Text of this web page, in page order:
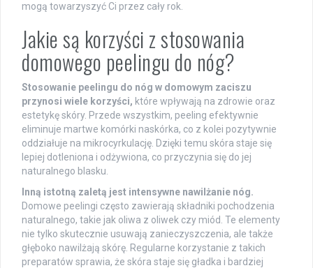
mogą towarzyszyć Ci przez cały rok.
Jakie są korzyści z stosowania
domowego peelingu do nóg?
Stosowanie peelingu do nóg w domowym zaciszu
przynosi wiele korzyści, które wpływają na zdrowie oraz
estetykę skóry. Przede wszystkim, peeling efektywnie
eliminuje martwe komórki naskórka, co z kolei pozytywnie
oddziałuje na mikrocyrkulację. Dzięki temu skóra staje się
lepiej dotleniona i odżywiona, co przyczynia się do jej
naturalnego blasku.
Inną istotną zaletą jest intensywne nawilżanie nóg.
Domowe peelingi często zawierają składniki pochodzenia
naturalnego, takie jak oliwa z oliwek czy miód. Te elementy
nie tylko skutecznie usuwają zanieczyszczenia, ale także
głęboko nawilżają skórę. Regularne korzystanie z takich
preparatów sprawia, że skóra staje się gładka i bardziej